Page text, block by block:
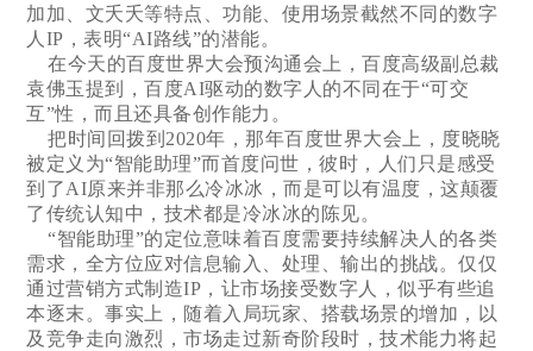
加加、文夭夭等特点、功能、使用场景截然不同的数字
人IP，表明“AI路线”的潜能。
在今天的百度世界大会预沟通会上，百度高级副总裁
袁佛玉提到，百度AI驱动的数字人的不同在于“可交
互”性，而且还具备创作能力。
把时间回拨到2020年，那年百度世界大会上，度晓晓
被定义为“智能助理”而首度问世，彼时，人们只是感受
到了AI原来并非那么冷冰冰，而是可以有温度，这颠覆
了传统认知中，技术都是冷冰冰的陈见。
“智能助理”的定位意味着百度需要持续解决人的各类
需求，全方位应对信息输入、处理、输出的挑战。仅仅
通过营销方式制造IP，让市场接受数字人，似乎有些追
本逐末。事实上，随着入局玩家、搭载场景的增加，以
及竞争走向激烈，市场走过新奇阶段时，技术能力将起